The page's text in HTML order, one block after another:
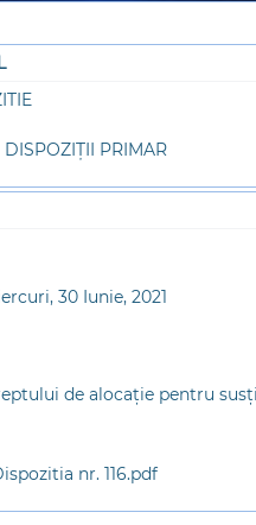
DISPOZIȚII PRIMAR
30 Iunie, 2021
de alocație pentru
nr. 116.pdf